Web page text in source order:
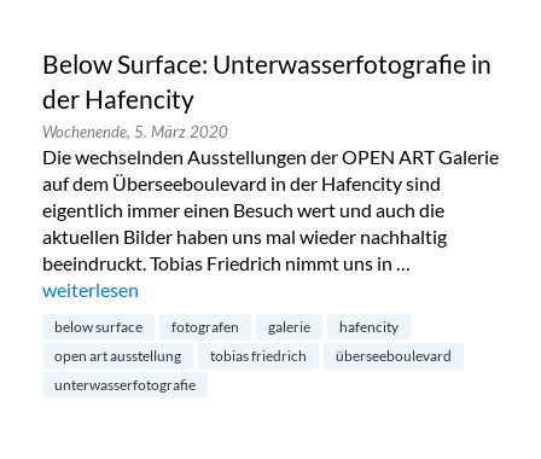
Below Surface: Unterwasserfotografie in
der Hafencity
Wochenende, 5. März 2020
Die wechselnden Ausstellungen der OPEN ART Galerie
auf dem Überseeboulevard in der Hafencity sind
eigentlich immer einen Besuch wert und auch die
aktuellen Bilder haben uns mal wieder nachhaltig
beeindruckt. Tobias Friedrich nimmt uns in …
„Below Surface: Unterwasserfotografie in der Hafencity“
weiterlesen
below surface fotografen galerie
hafencity
open art ausstellung
tobias friedrich
überseeboulevard
unterwasserfotografie